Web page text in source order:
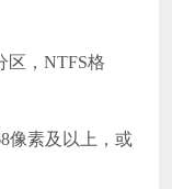
，NTFS格
素及以上，或